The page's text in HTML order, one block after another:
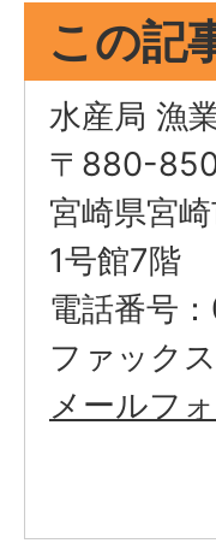
この記
水産局 漁
〒880-
宮崎県宮
1号館7階
電話番号
ファック
メールフ